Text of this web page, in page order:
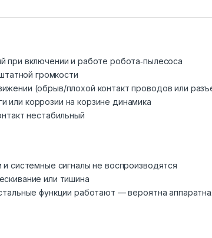
при включении и работе робота‑пылесоса
громкости
(обрыв/плохой контакт проводов или
коррозии на корзине динамика
нестабильный
системные сигналы не воспроизводятся
или тишина
функции работают — вероятна